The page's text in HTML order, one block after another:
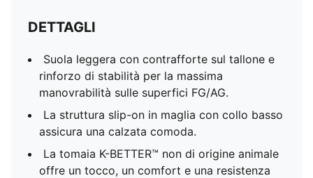
DETTAGLI
Suola leggera con contrafforte sul tallone e
rinforzo di stabilità per la massima
manovrabilità sulle superfici FG/AG.
La struttura slip-on in maglia con collo basso
assicura una calzata comoda.
La tomaia K-BETTER™ non di origine animale
offre un tocco, un comfort e una resistenza